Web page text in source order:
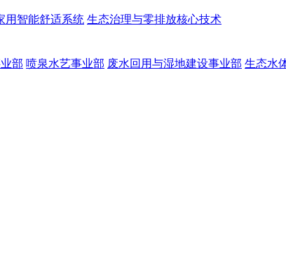
用智能舒适系统 生态治理与零排放核心技术
部 喷泉水艺事业部 废水回用与湿地建设事业部 生态水